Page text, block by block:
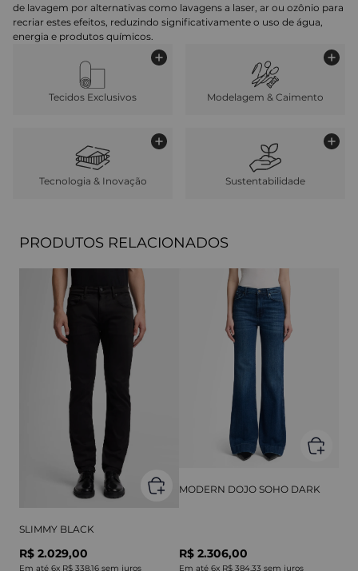
de lavagem por alternativas como lavagens a laser, ar ou ozônio para
recriar estes efeitos, reduzindo significativamente o uso de água,
energia e produtos químicos.
Tecidos Exclusivos Modelagem & Caimento
Tecnologia & Inovação Sustentabilidade
PRODUTOS RELACIONADOS
SLIMMY BLACK
R$ 2.029,00
Em até 6x R$ 338,16 sem juros
MODERN DOJO SOHO DARK
R$ 2.306,00
Em até 6x R$ 384,33 sem juros